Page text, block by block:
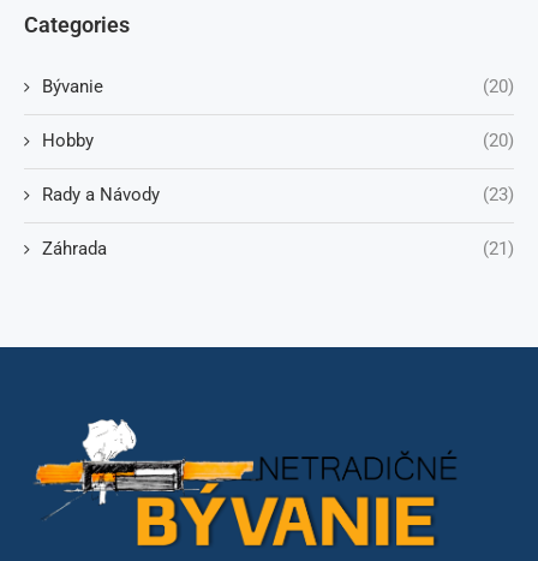
Categories
Bývanie (20)
Hobby (20)
Rady a Návody (23)
Záhrada (21)